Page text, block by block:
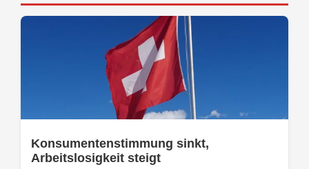
Konsumentenstimmung sinkt,
Arbeitslosigkeit steigt